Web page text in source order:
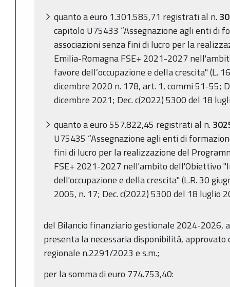
quanto a euro 1.301.585,71 registrati al n.
capitolo U75433 “Assegnazione agli enti di
associazioni senza fini di lucro per la
Emilia-Romagna FSE+ 2021-2027
favore dell’occupazione e della crescita" (L.
dicembre 2020 n. 178, art. 1, commi 51-55;
dicembre 2021; Dec. c(2022) 5300 del 18
quanto a euro 557.822,45 registrati al n.
U75435 “Assegnazione agli enti di
fini di lucro per la realizzazione del
FSE+ 2021-2027 nell'ambito dell'Obiettivo
dell'occupazione e della crescita" (L.R. 30
2005, n. 17; Dec. c(2022) 5300 del 18 luglio
del Bilancio finanziario gestionale 2024-2026,
presenta la necessaria disponibilità, approvato
regionale n.2291/2023 e s.m.;
per la somma di euro 774.753,40: